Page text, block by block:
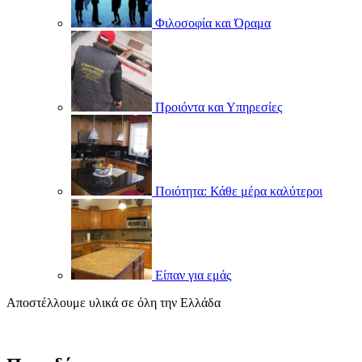
Φιλοσοφία και Όραμα
Προιόντα και Υπηρεσίες
Ποιότητα: Κάθε μέρα καλύτεροι
Είπαν για εμάς
Αποστέλλουμε υλικά σε όλη την Ελλάδα